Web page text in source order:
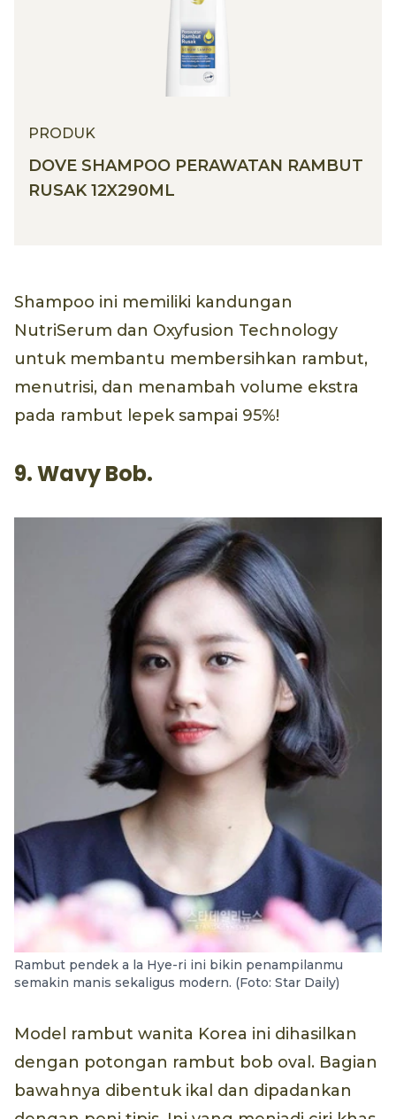
PRODUK
DOVE SHAMPOO PERAWATAN RAMBUT
RUSAK 12X290ML
Shampoo ini memiliki kandungan
NutriSerum dan Oxyfusion Technology
untuk membantu membersihkan rambut,
menutrisi, dan menambah volume ekstra
pada rambut lepek sampai 95%!
9. Wavy Bob.
Rambut pendek a la Hye-ri ini bikin penampilanmu
semakin manis sekaligus modern. (Foto: Star Daily)
Model rambut wanita Korea ini dihasilkan
dengan potongan rambut bob oval. Bagian
bawahnya dibentuk ikal dan dipadankan